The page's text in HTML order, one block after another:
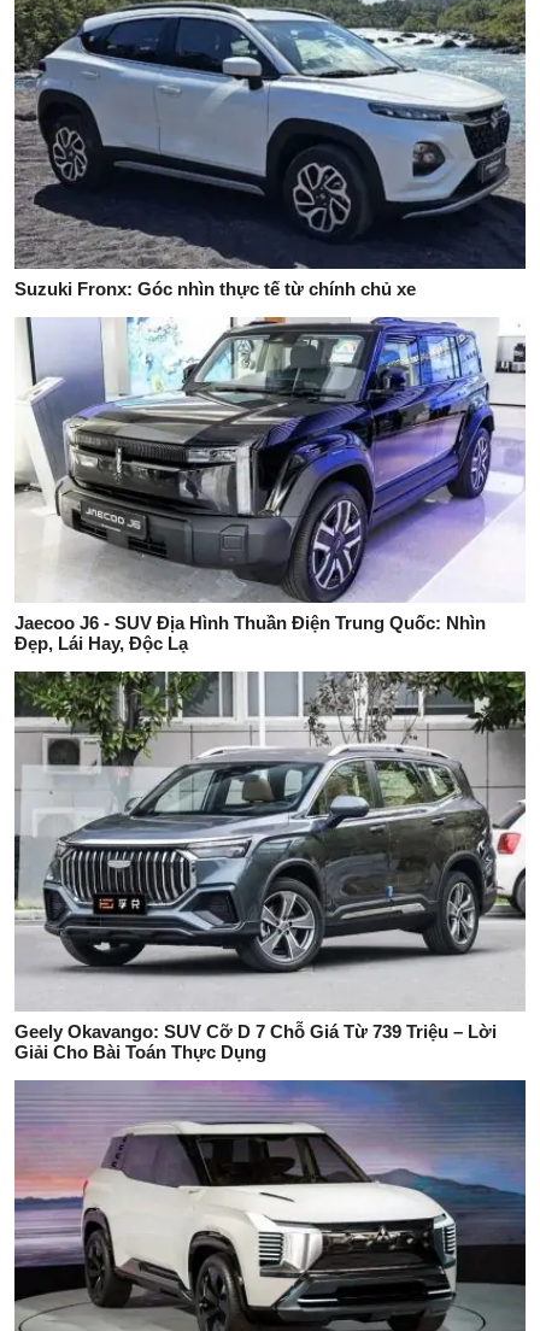
Suzuki Fronx: Góc nhìn thực tế từ chính chủ xe
Jaecoo J6 - SUV Địa Hình Thuần Điện Trung Quốc: Nhìn
Đẹp, Lái Hay, Độc Lạ
Geely Okavango: SUV Cỡ D 7 Chỗ Giá Từ 739 Triệu – Lời
Giải Cho Bài Toán Thực Dụng